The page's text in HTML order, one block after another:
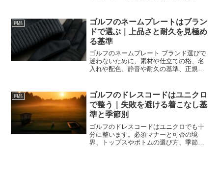
も減らせます。
用品
ゴルフのネームプレートはブラン
ドで選ぶ｜上品さと耐久を見極め
る基準
ゴルフのネームプレート ブランド選びで
迷わないために、素材や仕立ての格、名
入れや配色、静音や耐久の基準、正規や
使える一枚へ導きます。
用品
ゴルフのドレスコードはユニクロ
で整う｜失敗を避ける着こなし基
準と季節別
ゴルフのドレスコードはユニクロでも十
分に整います。必須マナーと可否の境
界、トップスやボトムの選び方、季節別